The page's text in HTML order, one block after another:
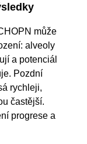
může
alveoly
a potenciál
Pozdní
rychleji,
častější.
progrese a